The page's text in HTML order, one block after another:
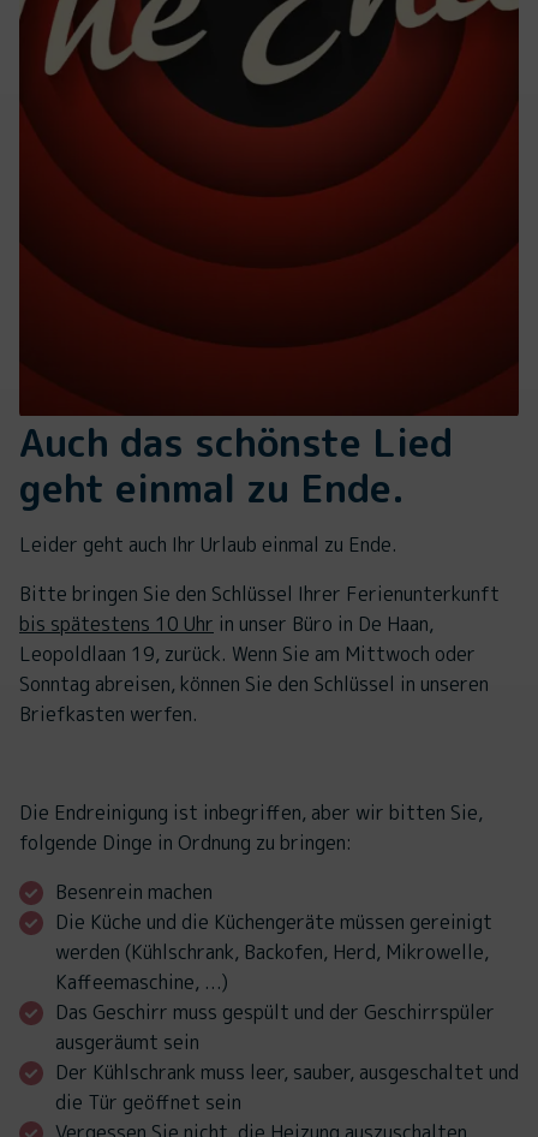
Auch das schönste Lied
geht einmal zu Ende.
Leider geht auch Ihr Urlaub einmal zu Ende.
Bitte bringen Sie den Schlüssel Ihrer Ferienunterkunft
bis spätestens 10 Uhr in unser Büro in De Haan,
Leopoldlaan 19, zurück. Wenn Sie am Mittwoch oder
Sonntag abreisen, können Sie den Schlüssel in unseren
Briefkasten werfen.
Die Endreinigung ist inbegriffen, aber wir bitten Sie,
folgende Dinge in Ordnung zu bringen:
Besenrein machen
Die Küche und die Küchengeräte müssen gereinigt
werden (Kühlschrank, Backofen, Herd, Mikrowelle,
Kaffeemaschine, ...)
Das Geschirr muss gespült und der Geschirrspüler
ausgeräumt sein
Der Kühlschrank muss leer, sauber, ausgeschaltet und
die Tür geöffnet sein